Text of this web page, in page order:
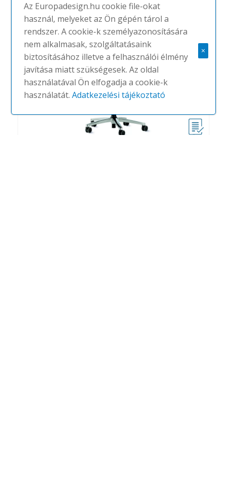
Az Europadesign.hu cookie file-okat
használ, melyeket az Ön gépén tárol a
rendszer. A cookie-k személyazonosítására
nem alkalmasak, szolgáltatásaink
biztosításához illetve a felhasználói élmény
javítása miatt szükségesek. Az oldal
használatával Ön elfogadja a cookie-k
használatát.Adatkezelési tájékoztató
×